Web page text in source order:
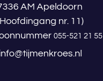
AM Apeldoorn
nr. 11)
055-521 21 55
info@tijmenkroes.nl